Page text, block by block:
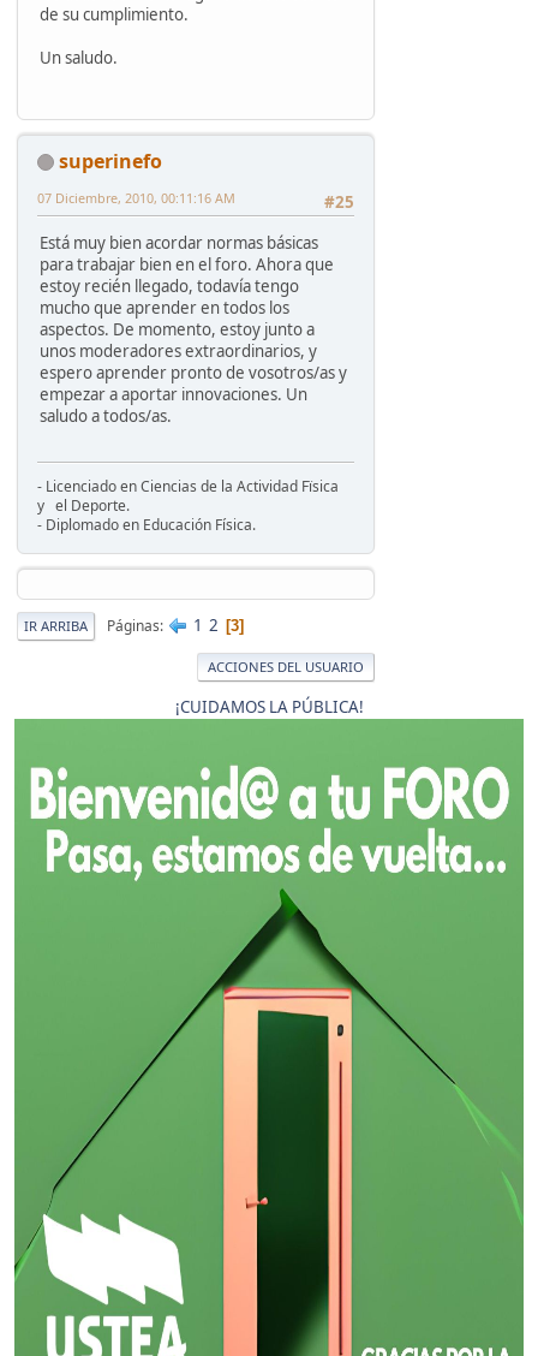
de su cumplimiento.
Un saludo.
superinefo
#25
07 Diciembre, 2010, 00:11:16 AM
Está muy bien acordar normas básicas
para trabajar bien en el foro. Ahora que
estoy recién llegado, todavía tengo
mucho que aprender en todos los
aspectos. De momento, estoy junto a
unos moderadores extraordinarios, y
espero aprender pronto de vosotros/as y
empezar a aportar innovaciones. Un
saludo a todos/as.
- Licenciado en Ciencias de la Actividad Fïsica
y el Deporte.
- Diplomado en Educación Física.
IR ARRIBA Páginas 1 2 3
ACCIONES DEL USUARIO
¡CUIDAMOS LA PÚBLICA!